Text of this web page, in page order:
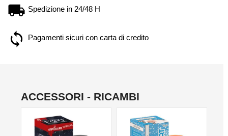
Spedizione in 24/48 H
Pagamenti sicuri con carta di credito
ACCESSORI - RICAMBI